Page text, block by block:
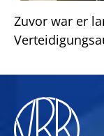
Zuvor war er